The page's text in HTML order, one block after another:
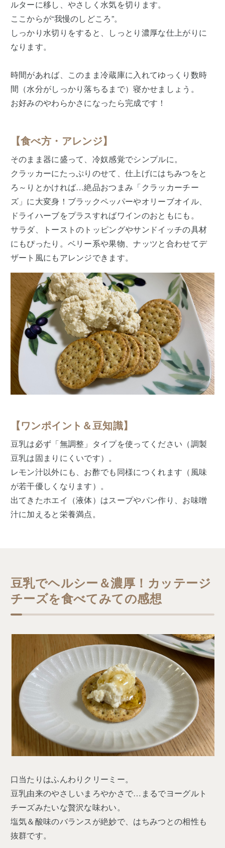
ルターに移し、やさしく水気を切ります。
ここからが“我慢のしどころ”。
しっかり水切りをすると、しっとり濃厚な仕上がりに
なります。
時間があれば、このまま冷蔵庫に入れてゆっくり数時
間（水分がしっかり落ちるまで）寝かせましょう。
お好みのやわらかさになったら完成です！
【食べ方・アレンジ】
そのまま器に盛って、冷奴感覚でシンプルに。
クラッカーにたっぷりのせて、仕上げにはちみつをと
ろ～りとかければ…絶品おつまみ「クラッカーチー
ズ」に大変身！ブラックペッパーやオリーブオイル、
ドライハーブをプラスすればワインのおともにも。
サラダ、トーストのトッピングやサンドイッチの具材
にもぴったり。ベリー系や果物、ナッツと合わせてデ
ザート風にもアレンジできます。
【ワンポイント＆豆知識】
豆乳は必ず「無調整」タイプを使ってください（調製
豆乳は固まりにくいです）。
レモン汁以外にも、お酢でも同様につくれます（風味
が若干優しくなります）。
出てきたホエイ（液体）はスープやパン作り、お味噌
汁に加えると栄養満点。
豆乳でヘルシー＆濃厚！カッテージ
チーズを食べてみての感想
口当たりはふんわりクリーミー。
豆乳由来のやさしいまろやかさで…まるでヨーグルト
チーズみたいな贅沢な味わい。
塩気＆酸味のバランスが絶妙で、はちみつとの相性も
抜群です。